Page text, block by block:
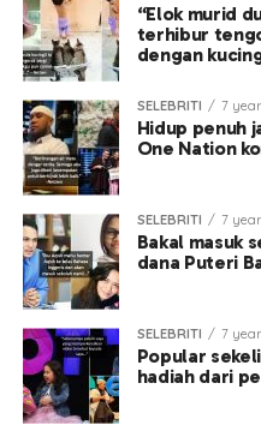
“Elok murid
terhibur
dengan
SELEBRITI 7
Hidup penuh
One Nation
SELEBRITI 7
Bakal masuk
dana Puteri
SELEBRITI 7
Popular
hadiah dari